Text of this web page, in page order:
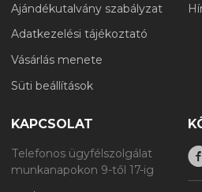
Ajándékutalvány szabályzat
Adatkezelési tájékoztató
Vásárlás menete
Süti beállítások
KAPCSOLAT
Telefonos ügyfélszolgálat
munkanapokon 9-től 17-ig